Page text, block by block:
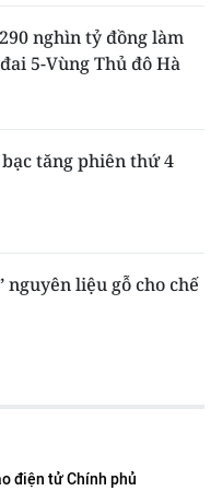
nghìn tỷ đồng làm
5-Vùng Thủ đô Hà
bạc tăng phiên thứ 4
nguyên liệu gỗ cho chế
điện tử Chính phủ